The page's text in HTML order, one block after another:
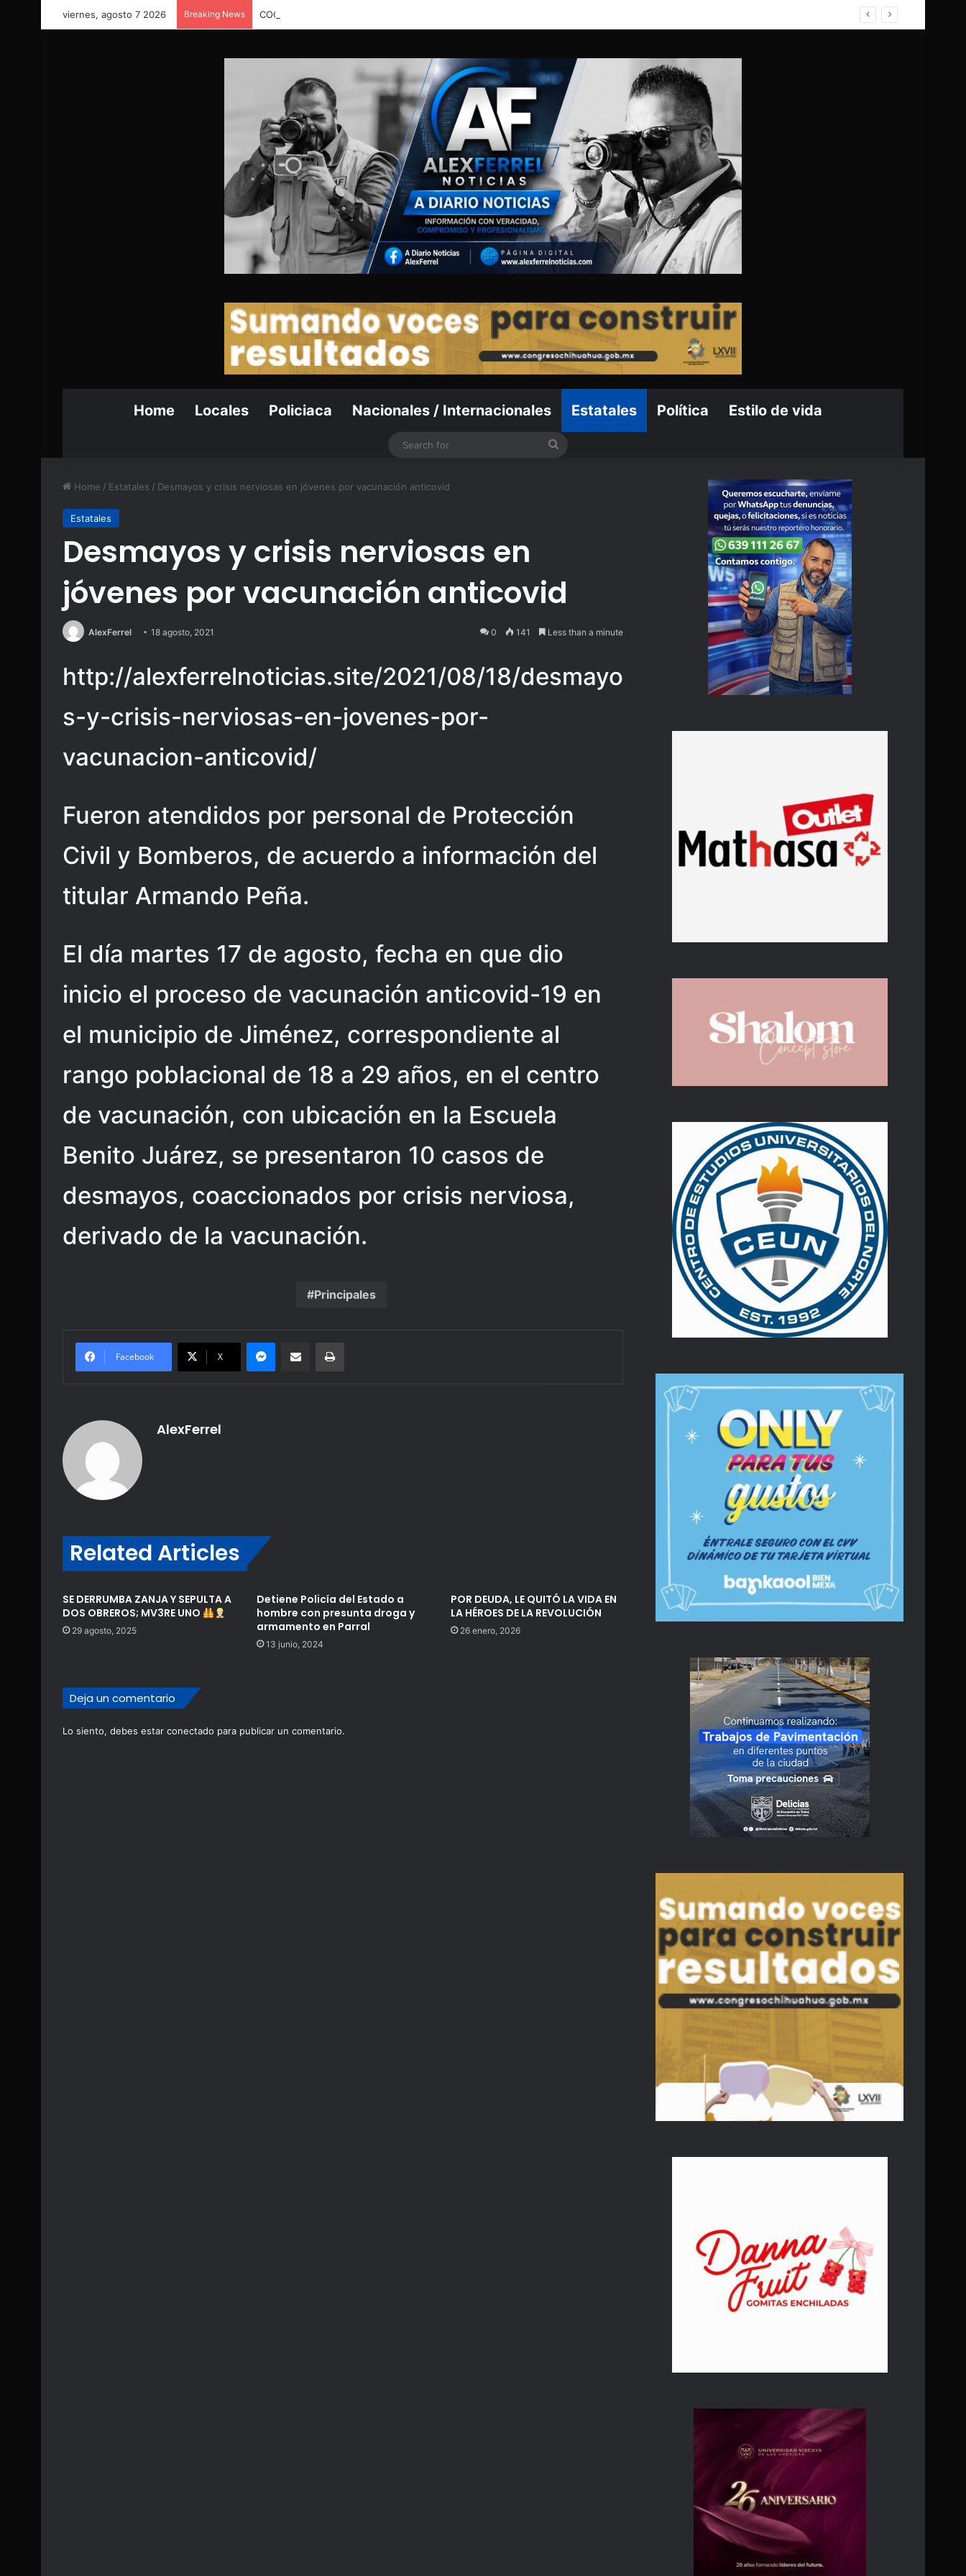
viernes, agosto 7 2026 Breaking News COORDINACIÓN ENTRE 5 CORPORACIONES DE RESCATE PERMITE ATENDER CAMIONAZO; NO HUBO FALLECIDOS, SOLO HERIDOS
Home Locales Policiaca Nacionales / Internacionales Estatales Política Estilo de vida
Search
Home / Estatales / Desmayos y crisis nerviosas en jóvenes por vacunación anticovid
Estatales
Desmayos y crisis nerviosas en
jóvenes por vacunación anticovid
AlexFerrel 18 agosto, 2021 0 141 Less than a minute
http://alexferrelnoticias.site/2021/08/18/desmayo
s-y-crisis-nerviosas-en-jovenes-por-
vacunacion-anticovid/
Fueron atendidos por personal de Protección
Civil y Bomberos, de acuerdo a información del
titular Armando Peña.
El día martes 17 de agosto, fecha en que dio
inicio el proceso de vacunación anticovid-19 en
el municipio de Jiménez, correspondiente al
rango poblacional de 18 a 29 años, en el centro
de vacunación, con ubicación en la Escuela
Benito Juárez, se presentaron 10 casos de
desmayos, coaccionados por crisis nerviosa,
derivado de la vacunación.
Principales
Facebook X
Messenger
Share via Email Print
AlexFerrel
Related Articles
SE DERRUMBA ZANJA Y SEPULTA A
DOS OBREROS; MV3RE UNO
29 agosto, 2025
Detiene Policía del Estado a
hombre con presunta droga y
armamento en Parral
13 junio, 2024
POR DEUDA, LE QUITÓ LA VIDA EN
LA HÉROES DE LA REVOLUCIÓN
26 enero, 2026
Deja un comentario
Lo siento, debes estar conectado para publicar un comentario.